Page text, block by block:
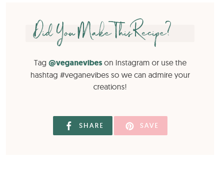
Did You Make This Recipe?
Tag @veganevibeson Instagram or use the
hashtag #veganevibes so we can admire your
creations!
SHARE SAVE